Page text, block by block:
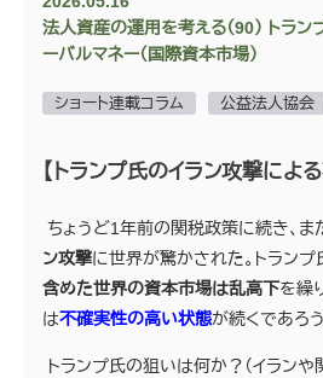
法人資産の運用を考える（90） トラン
ーバルマネー（国際資本市場）
ショート連載コラム 公益法人協会
【トランプ氏のイラン攻撃によ
ちょうど1年前の関税政策に続き、ま
ン攻撃に世界が驚かされた。トランプ
含めた世界の資本市場は乱高下を繰
は不確実性の高い状態が続くであろう
トランプ氏の狙いは何か？（イラン